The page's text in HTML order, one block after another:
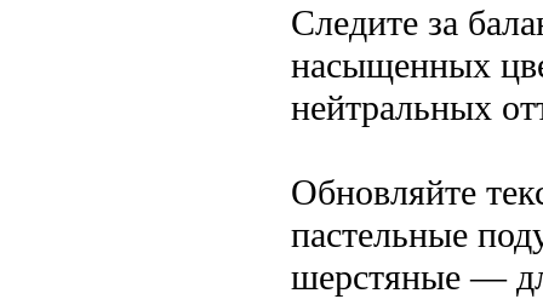
Следите за
насыщенных
нейтральных
Обновляйте
пастельные
шерстяные —